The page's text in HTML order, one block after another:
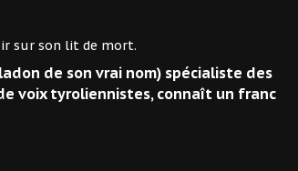
lit de mort.
de son vrai nom) spécialiste des
voix tyroliennistes, connaît un franc